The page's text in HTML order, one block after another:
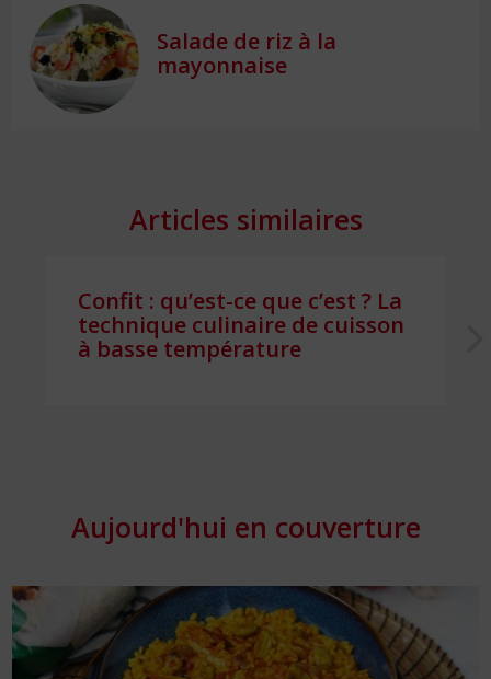
Salade de riz à la
mayonnaise
Articles similaires
Confit : qu’est-ce que c’est ? La
technique culinaire de cuisson
à basse température
Aujourd'hui en couverture